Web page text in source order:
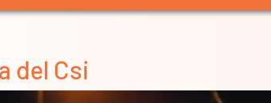
del Csi